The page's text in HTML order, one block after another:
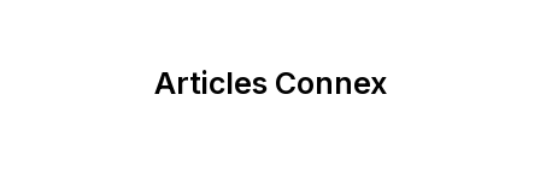
Articles Connex